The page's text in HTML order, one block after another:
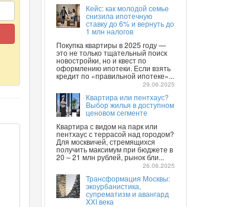
Кейс: как молодой семье
снизила ипотечную
ставку до 6% и вернуть до
1 млн налогов
Покупка квартиры в 2025 году —
это не только тщательный поиск
новостройки, но и квест по
оформлению ипотеки. Если взять
кредит по «правильной ипотеке»...
29.06.2025
Квартира или пентхаус?
Выбор жилья в доступном
ценовом сегменте
Квартира с видом на парк или
пентхаус с террасой над городом?
Для москвичей, стремящихся
получить максимум при бюджете в
20 – 21 млн рублей, рынок бли...
26.06.2025
Трансформация Москвы:
экоурбанистика,
супрематизм и авангард
XXI века